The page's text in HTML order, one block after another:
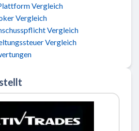
Vergleich
Vergleich
Vergleich
Vergleich
Zu ActivTrades